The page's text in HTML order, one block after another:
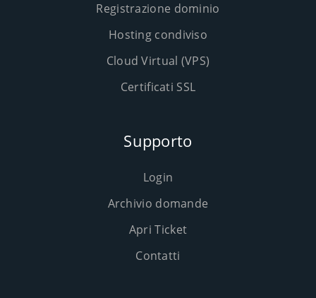
Registrazione dominio
Hosting condiviso
Cloud Virtual (VPS)
Certificati SSL
Supporto
Login
Archivio domande
Apri Ticket
Contatti